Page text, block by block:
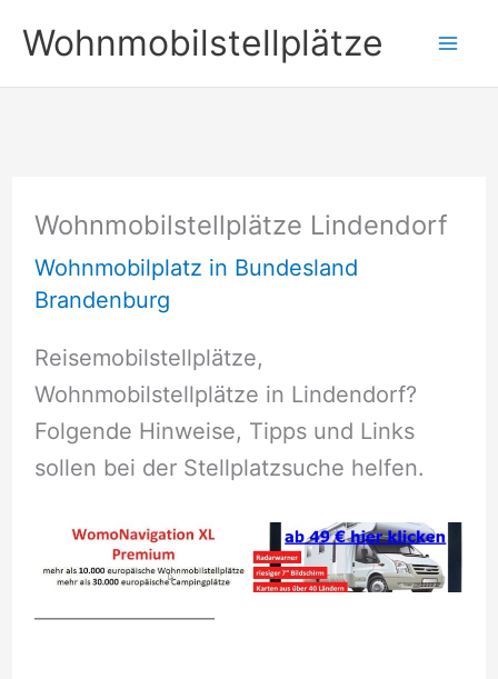
Inhalt
springen
Wohnmobilstellplätze
Wohnmobilstellplätze Lindendorf
Wohnmobilplatz in Bundesland
Brandenburg
Reisemobilstellplätze,
Wohnmobilstellplätze in Lindendorf?
Folgende Hinweise, Tipps und Links
sollen bei der Stellplatzsuche helfen.